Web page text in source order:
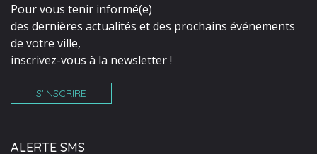
Pour vous tenir informé(e)
des dernières actualités et des prochains événements
de votre ville,
inscrivez-vous à la newsletter !
S’INSCRIRE
ALERTE SMS